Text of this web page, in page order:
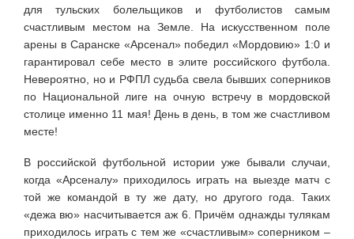
для тульских болельщиков и футболистов самым
счастливым местом на Земле. На искусственном поле
арены в Саранске «Арсенал» победил «Мордовию» 1:0 и
гарантировал себе место в элите российского футбола.
Невероятно, но и РФПЛ судьба свела бывших соперников
по Национальной лиге на очную встречу в мордовской
столице именно 11 мая! День в день, в том же счастливом
месте!
В российской футбольной истории уже бывали случаи,
когда «Арсеналу» приходилось играть на выезде матч с
той же командой в ту же дату, но другого года. Таких
«дежа вю» насчитывается аж 6. Причём однажды тулякам
приходилось играть с тем же «счастливым» соперником –